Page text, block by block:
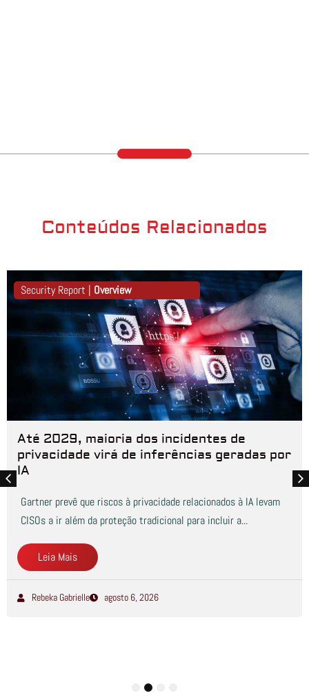
Conteúdos Relacionados
Security Report | Overview
Até 2029, maioria dos incidentes de
privacidade virá de inferências geradas por
IA
Gartner prevê que riscos à privacidade relacionados à IA levam
CISOs a ir além da proteção tradicional para incluir a...
Leia Mais
Rebeka Gabrielle agosto 6, 2026